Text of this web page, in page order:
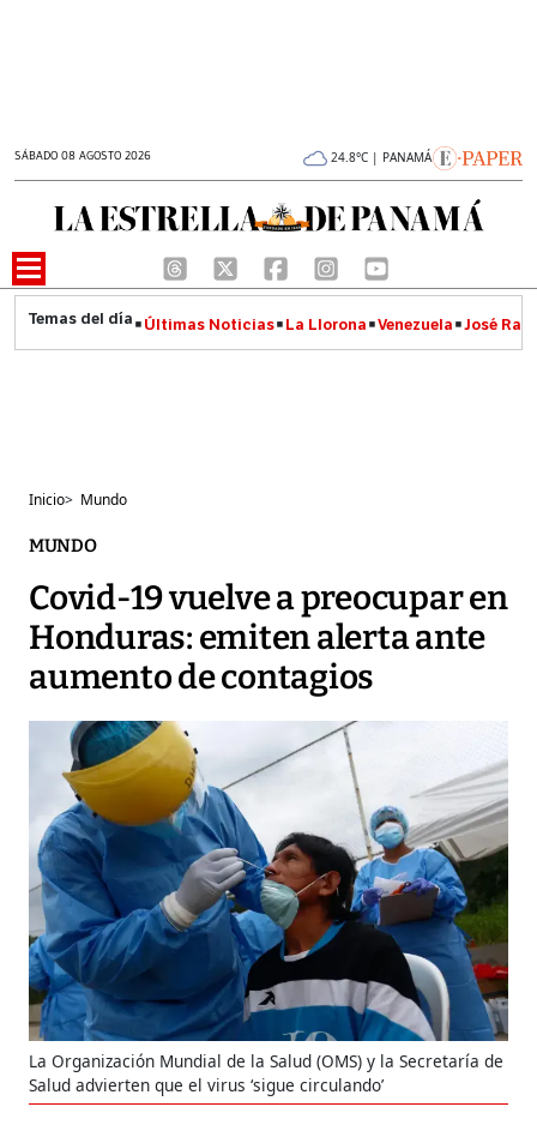
SÁBADO 08 AGOSTO 2026 24.8°C | PANAMÁ
Últimas Noticias La Llorona Venezuela José
Inicio> Mundo
MUNDO
Covid-19 vuelve a preocupar en
Honduras: emiten alerta ante
aumento de contagios
La Organización Mundial de la Salud (OMS) y la Secretaría de
Salud advierten que el virus ‘sigue circulando’